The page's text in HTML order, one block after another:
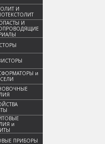
И
И
и
и
ПРИБОРЫ